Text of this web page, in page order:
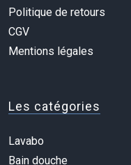
Politique de retours
CGV
Mentions légales
Les catégories
Lavabo
Bain douche